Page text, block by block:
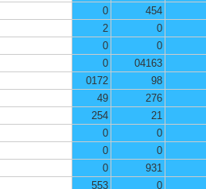
0
454
2
0
0
0
0
04163
0172
98
49
276
254
21
0
0
0
0
0
931
553
0